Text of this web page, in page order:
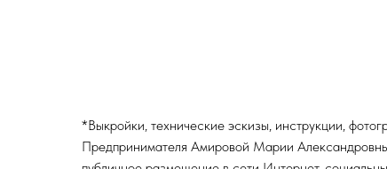
*Выкройки, технические эскизы, инструкции,
Предпринимателя Амировой Марии Александровны